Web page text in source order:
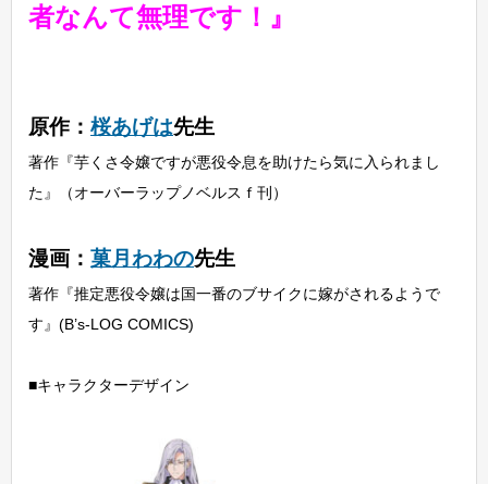
者なんて無理です！』
原作： 桜あげは先生
著作『芋くさ令嬢ですが悪役令息を助けたら気に入られまし
た』（オーバーラップノベルスｆ刊）
漫画： 菓月わわの先生
著作『推定悪役令嬢は国一番のブサイクに嫁がされるようで
す』(B’s-LOG COMICS)
■キャラクターデザイン